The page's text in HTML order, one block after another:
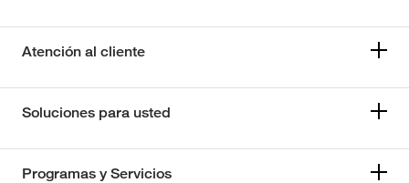
Atención al cliente
Soluciones para usted
Programas y Servicios